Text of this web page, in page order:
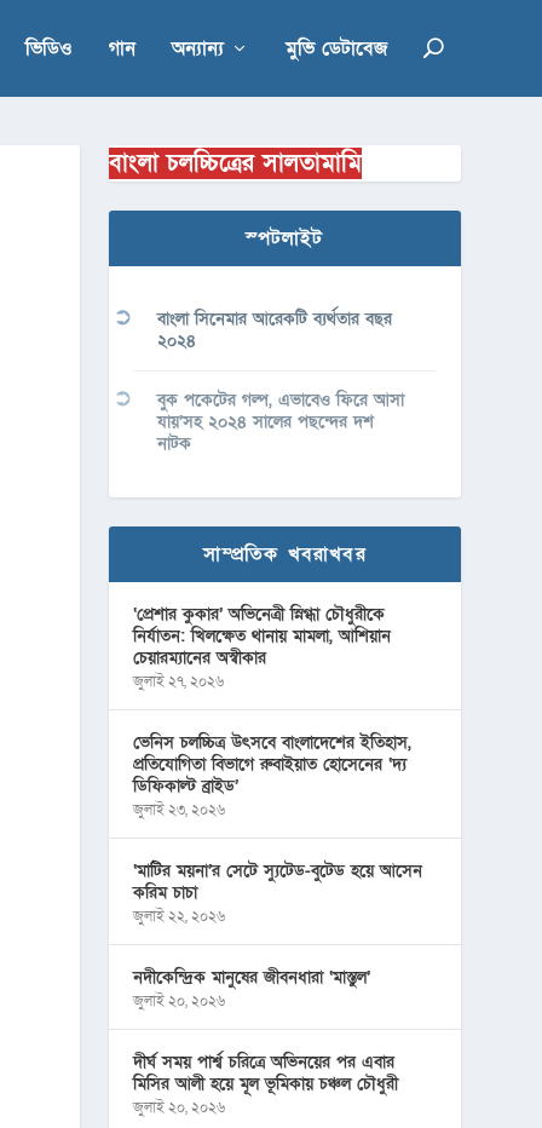
ভিডিও গান অন্যান্য মুভি ডেটাবেজ
বাংলা চলচ্চিত্রের সালতামামি
স্পটলাইট
বাংলা সিনেমার আরেকটি ব্যর্থতার বছর
২০২৪
বুক পকেটের গল্প, এভাবেও ফিরে আসা
যায়’সহ ২০২৪ সালের পছন্দের দশ
নাটক
সাম্প্রতিক খবরাখবর
‘প্রেশার কুকার’ অভিনেত্রী স্নিগ্ধা চৌধুরীকে
নির্যাতন: খিলক্ষেত থানায় মামলা, আশিয়ান
চেয়ারম্যানের অস্বীকার
জুলাই ২৭, ২০২৬
ভেনিস চলচ্চিত্র উৎসবে বাংলাদেশের ইতিহাস,
প্রতিযোগিতা বিভাগে রুবাইয়াত হোসেনের ‘দ্য
ডিফিকাল্ট ব্রাইড’
জুলাই ২৩, ২০২৬
‘মাটির ময়না’র সেটে স্যুটেড-বুটেড হয়ে আসেন
করিম চাচা
জুলাই ২২, ২০২৬
নদীকেন্দ্রিক মানুষের জীবনধারা ‘মাস্তুল’
জুলাই ২০, ২০২৬
দীর্ঘ সময় পার্শ্ব চরিত্রে অভিনয়ের পর এবার
মিসির আলী হয়ে মূল ভূমিকায় চঞ্চল চৌধুরী
জুলাই ২০, ২০২৬